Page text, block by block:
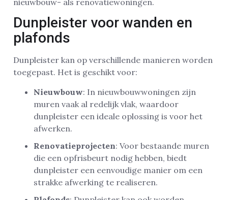
Dunpleister voor wanden en
plafonds
Dunpleister kan op verschillende manieren worden
toegepast. Het is geschikt voor:
Nieuwbouw: In nieuwbouwwoningen zijn
muren vaak al redelijk vlak, waardoor
dunpleister een ideale oplossing is voor het
afwerken.
Renovatieprojecten: Voor bestaande muren
die een opfrisbeurt nodig hebben, biedt
dunpleister een eenvoudige manier om een
strakke afwerking te realiseren.